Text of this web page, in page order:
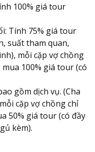
100% giá tour
Tính 75% giá tour
suất tham quan,
mỗi cặp vợ chồng
100% giá tour (có
gồm dịch vụ. (Cha
cặp vợ chồng chỉ
50% giá tour (có đầy
kèm).